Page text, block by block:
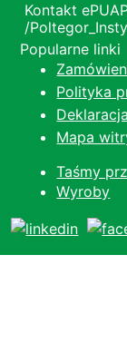
Kontakt
/
Popularne linki
Polityka
Mapa
Taśmy
Wyroby